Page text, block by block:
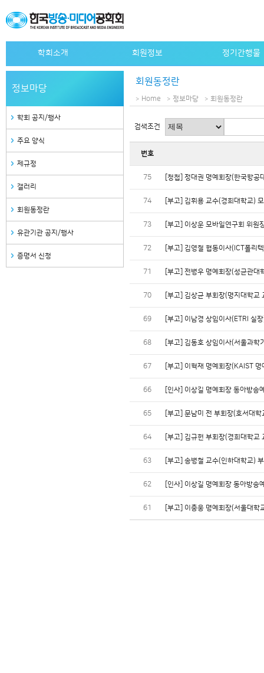
학회소개 회원정보 정기간행물
설립목적
정관
조직도
사무국안내
관련사이트
특별회원사 명단 학회지 e-
자료검색
정보마당
학회 공지/행사
주요 양식
제규정
갤러리
회원동정란
유관기관 공지/행사
증명서 신청
회원동정란
Home 정보마당 회원동정란
검색조건
번호
75 [청첩] 정대권 명예회장(한국항공
74 [부고] 김휘용 교수(경희대학교)
73 [부고] 이상운 모바일연구회 위원
72 [부고] 김영철 협동이사(ICT폴리
71 [부고] 전병우 명예회장(성균관대
70 [부고] 김상균 부회장(명지대학교
69 [부고] 이남경 상임이사(ETRI 실
68 [부고] 김동호 상임이사(서울과학
67 [부고] 이혁재 명예회장(KAIST 명
66 [인사] 이상길 명예회장 동아방송
65 [부고] 문남미 전 부회장(호서대
64 [부고] 김규헌 부회장(경희대학교
63 [부고] 송병철 교수(인하대학교)
62 [인사] 이상길 명예회장 동아방송
61 [부고] 이충웅 명예회장(서울대학